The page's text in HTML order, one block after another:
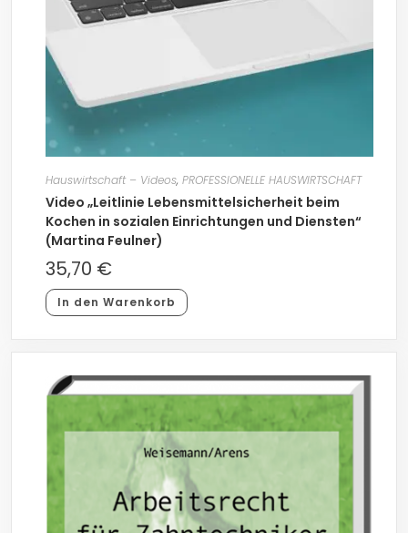
Hauswirtschaft – Videos, PROFESSIONELLE HAUSWIRTSCHAFT
Video „Leitlinie Lebensmittelsicherheit beim
Kochen in sozialen Einrichtungen und Diensten“
(Martina Feulner)
35,70 €
In den Warenkorb